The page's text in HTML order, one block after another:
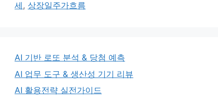
세 , 상장일주가흐름
AI 기반 로또 분석 & 당첨 예측
AI 업무 도구 & 생산성 기기 리뷰
AI 활용전략 실전가이드